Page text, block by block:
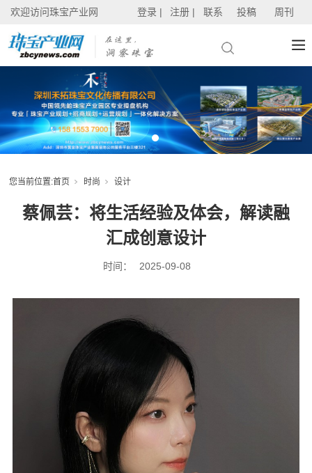
欢迎访问珠宝产业网 登录 | 注册 | 联系 投稿 周刊
您当前位置:首页 时尚 设计
蔡佩芸：将生活经验及体会，解读融
汇成创意设计
时间： 2025-09-08